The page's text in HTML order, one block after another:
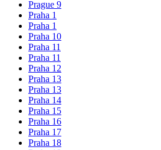
Prague 9
Praha 1
Praha 1
Praha 10
Praha 11
Praha 11
Praha 12
Praha 13
Praha 13
Praha 14
Praha 15
Praha 16
Praha 17
Praha 18